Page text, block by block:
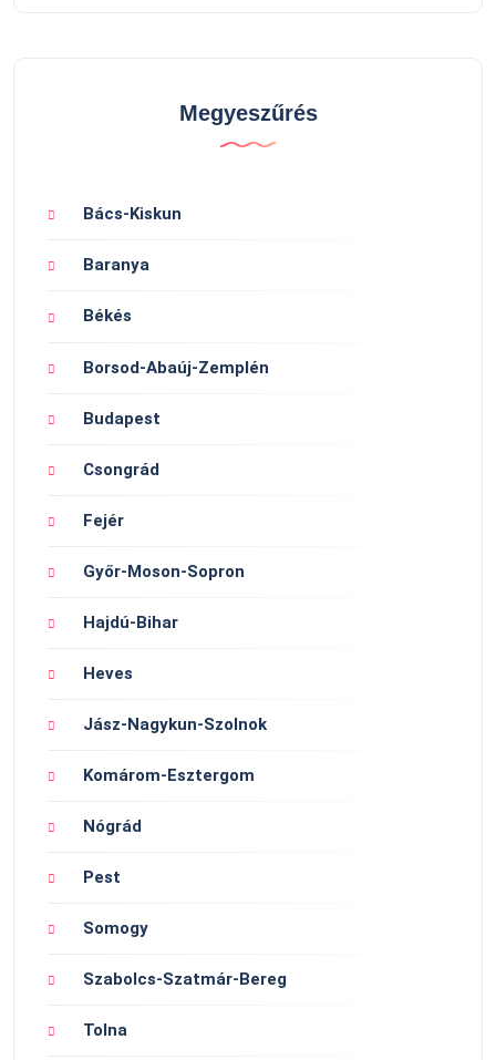
Megyeszűrés
Bács-Kiskun
Baranya
Békés
Borsod-Abaúj-Zemplén
Budapest
Csongrád
Fejér
Győr-Moson-Sopron
Hajdú-Bihar
Heves
Jász-Nagykun-Szolnok
Komárom-Esztergom
Nógrád
Pest
Somogy
Szabolcs-Szatmár-Bereg
Tolna